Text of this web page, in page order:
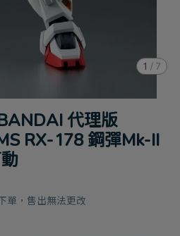
1 / 7
代理版
RX-178 鋼彈Mk-II
單，售出無法更改